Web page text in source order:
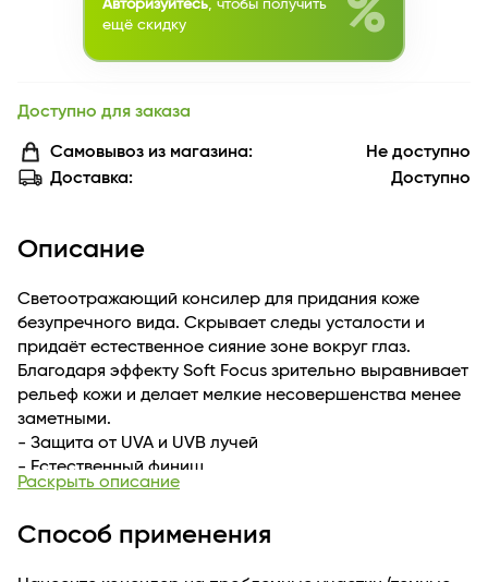
Авторизуйтесь , чтобы получить
ещё скидку
%
Доступно для заказа
Самовывоз из магазина:
Не доступно
Доставка:
Доступно
Описание
Светоотражающий консилер для придания коже
безупречного вида. Скрывает следы усталости и
придаёт естественное сияние зоне вокруг глаз.
Благодаря эффекту Soft Focus зрительно выравнивает
рельеф кожи и делает мелкие несовершенства менее
заметными.
- Защита от UVA и UVB лучей
- Естественный финиш
- Без парабенов, отдушки и D5
Раскрыть описание
Способ применения